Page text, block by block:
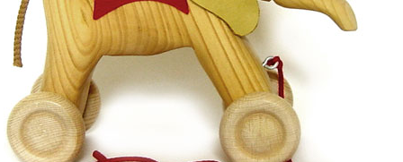
Klettermax & Hampelmann
Laufräder
Lauftiere
Lernspielzeug
Mobile
Murmelbahn